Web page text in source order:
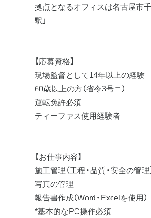
拠点となるオフィスは名古屋市
駅」
【応募資格】
現場監督として14年以上の経験
60歳以上の方（省令3号ニ）
運転免許必須
ティーファス使用経験者
【お仕事内容】
施工管理（工程・品質・安全の管理
写真の管理
報告書作成（Word・Excelを使用）
*基本的なPC操作必須